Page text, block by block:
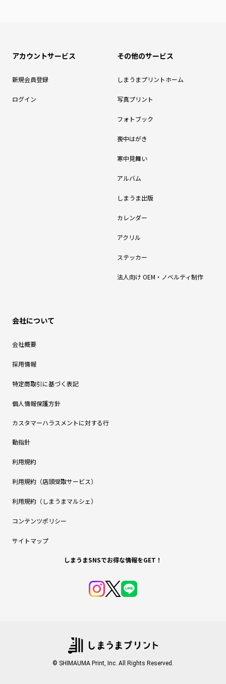
アカウントサービス
新規会員登録
ログイン
その他のサービス
しまうまプリントホーム
写真プリント
フォトブック
喪中はがき
寒中見舞い
アルバム
しまうま出版
カレンダー
アクリル
ステッカー
法人向け OEM・ノベルティ制作
会社について
会社概要
採用情報
特定商取引に基づく表記
個人情報保護方針
カスタマーハラスメントに対する行
動指針
利用規約
利用規約（店頭受取サービス）
利用規約（しまうまマルシェ）
コンテンツポリシー
サイトマップ
しまうまSNSでお得な情報をGET！
© SHIMAUMA Print, Inc. All Rights Reserved.